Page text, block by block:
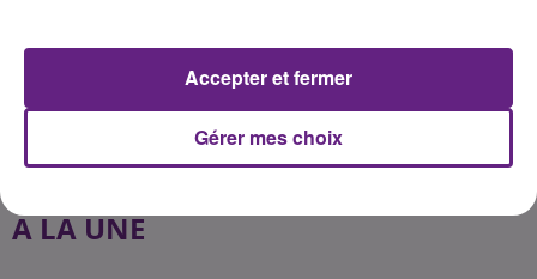
A LA UNE
Gérer mes choix
Accepter et fermer